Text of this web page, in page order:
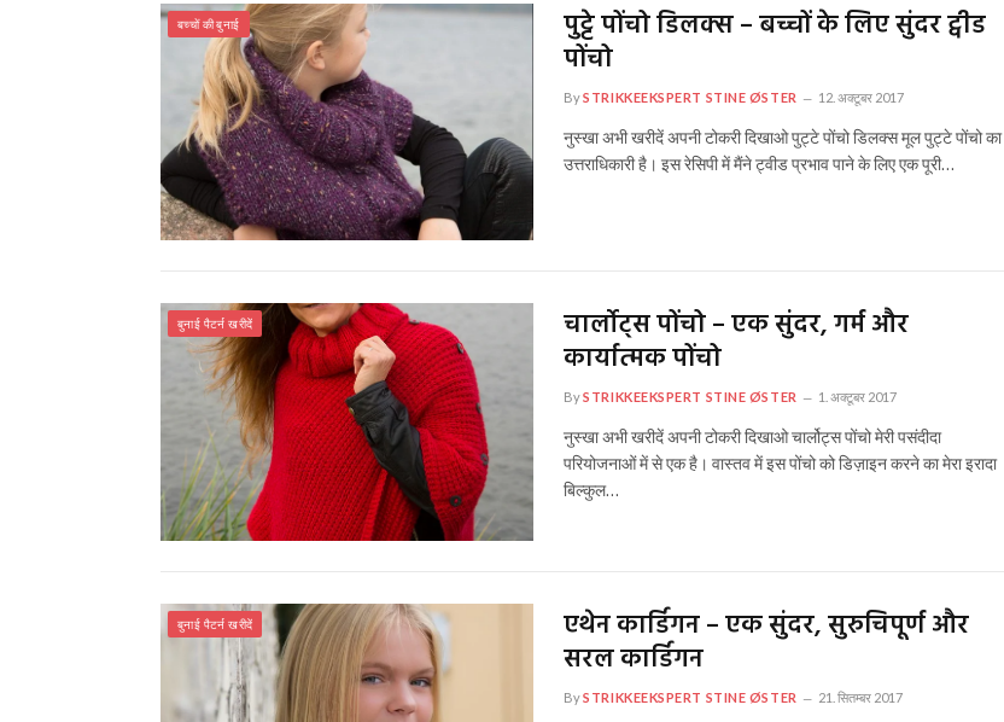
बच्चों की बुनाई
पुट्टे पोंचो डिलक्स – बच्चों के लिए सुंदर ट्वीड
पोंचो
BySTRIKKEEKSPERT STINE ØSTER 12. अक्टूबर 2017
नुस्खा अभी खरीदें अपनी टोकरी दिखाओ पुट्टे पोंचो डिलक्स मूल पुट्टे पोंचो का
उत्तराधिकारी है। इस रेसिपी में मैंने ट्वीड प्रभाव पाने के लिए एक पूरी…
बुनाई पैटर्न खरीदें
चार्लोट्स पोंचो – एक सुंदर, गर्म और
कार्यात्मक पोंचो
BySTRIKKEEKSPERT STINE ØSTER 1. अक्टूबर 2017
नुस्खा अभी खरीदें अपनी टोकरी दिखाओ चार्लोट्स पोंचो मेरी पसंदीदा
परियोजनाओं में से एक है। वास्तव में इस पोंचो को डिज़ाइन करने का मेरा इरादा
बिल्कुल…
बुनाई पैटर्न खरीदें
एथेन कार्डिगन – एक सुंदर, सुरुचिपूर्ण और
सरल कार्डिगन
BySTRIKKEEKSPERT STINE ØSTER 21. सितम्बर 2017